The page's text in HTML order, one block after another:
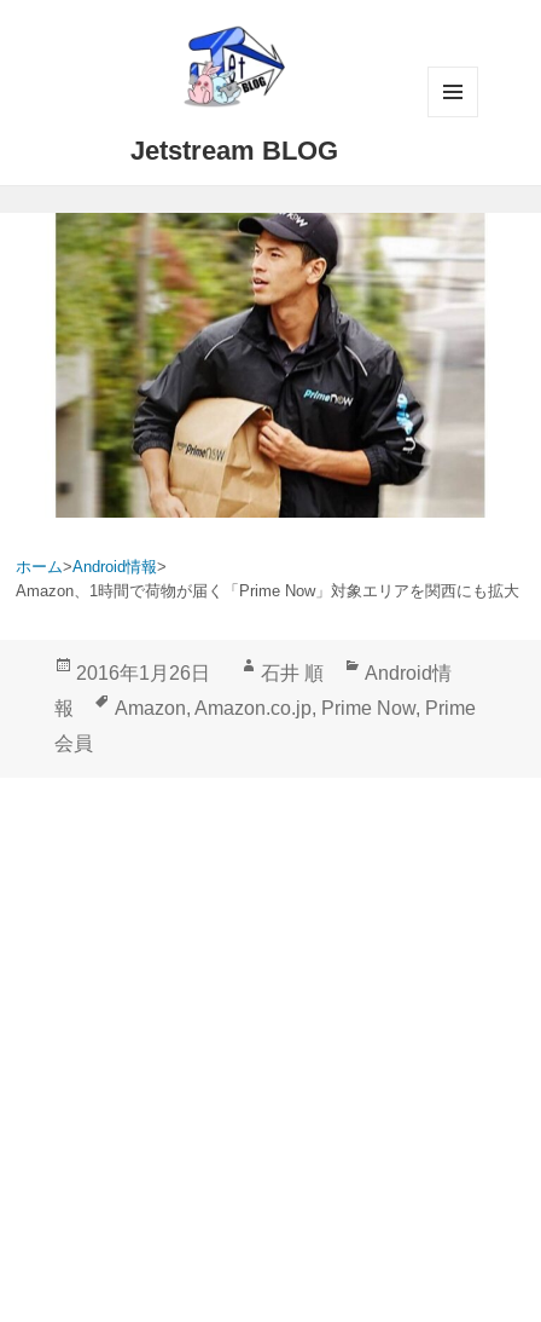
Jetstream BLOG
ホーム>Android情報>
Amazon、1時間で荷物が届く「Prime Now」対象エリアを関西にも拡大
投
日:
2016年1月26日
作
成
石井 順
カ
テ
Android情
報
タ
Amazon, Amazon.co.jp, Prime Now, Prime
会員